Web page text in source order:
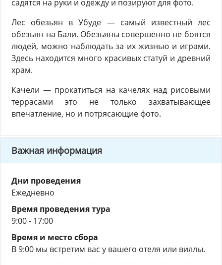
садятся на руки и одежду и позируют для фото.
Лес обезьян в Убуде — самый известный лес
обезьян на Бали. Обезьяны совершенно не боятся
людей, можно наблюдать за их жизнью и играми.
Здесь находится много красивых статуй и древний
храм.
Качели — прокатиться на качелях над рисовыми
террасами это не только захватывающее
впечатление, но и потрясающие фото.
Важная информация
Дни проведения
Ежедневно
Время проведения тура
9:00 - 17:00
Время и место сбора
В 9:00 мы встретим вас у вашего отеля или виллы.